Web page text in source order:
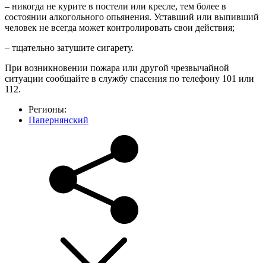
– никогда не курите в постели или кресле, тем более в
состоянии алкогольного опьянения. Уставший или выпивший
человек не всегда может контролировать свои действия;
– тщательно затушите сигарету.
При возникновении пожара или другой чрезвычайной
ситуации сообщайте в службу спасения по телефону 101 или
112.
Регионы:
Папернянский